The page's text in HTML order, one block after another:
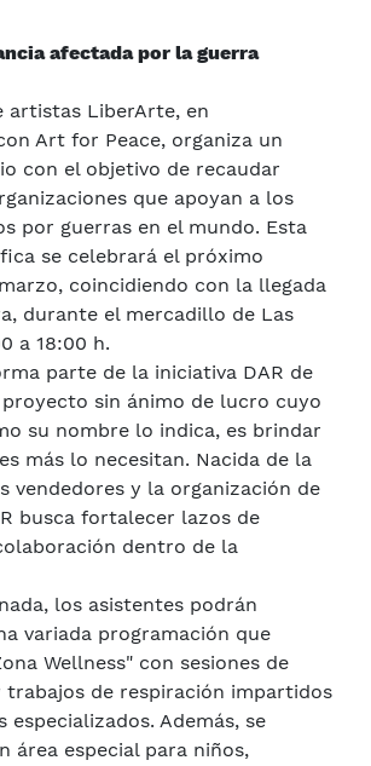
afectada por la guerra
artistas LiberArte, en
Art for Peace, organiza un
con el objetivo de recaudar
que apoyan a los
por guerras en el mundo. Esta
se celebrará el próximo
coincidiendo con la llegada
durante el mercadillo de Las
a 18:00 h.
parte de la iniciativa DAR de
proyecto sin ánimo de lucro cuyo
su nombre lo indica, es brindar
más lo necesitan. Nacida de la
vendedores y la organización de
busca fortalecer lazos de
dentro de la
los asistentes podrán
variada programación que
Wellness" con sesiones de
trabajos de respiración impartidos
especializados. Además, se
área especial para niños,